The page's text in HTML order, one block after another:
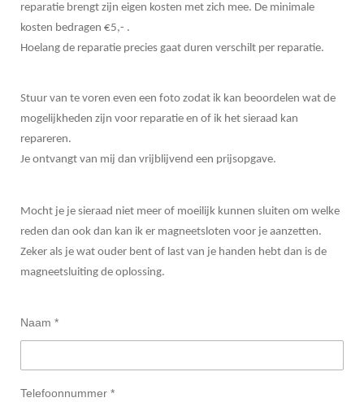
reparatie brengt zijn eigen kosten met zich mee. De minimale
kosten bedragen €5,- .
Hoelang de reparatie precies gaat duren verschilt per reparatie.
Stuur van te voren even een foto zodat ik kan beoordelen wat de
mogelijkheden zijn voor reparatie en of ik het sieraad kan
repareren.
Je ontvangt van mij dan vrijblijvend een prijsopgave.
Mocht je je sieraad niet meer of moeilijk kunnen sluiten om welke
reden dan ook dan kan ik er magneetsloten voor je aanzetten.
Zeker als je wat ouder bent of last van je handen hebt dan is de
magneetsluiting de oplossing.
Naam *
Telefoonnummer *